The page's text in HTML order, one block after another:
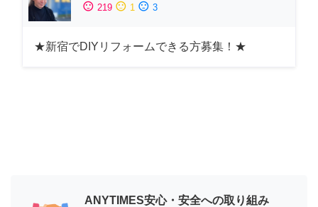
sentiment_satisfied 219 sentiment_neutral 1 sentiment_dissatisfied 3
★新宿でDIYリフォームできる方募集！★
ANYTIMES安心・安全への取り組み